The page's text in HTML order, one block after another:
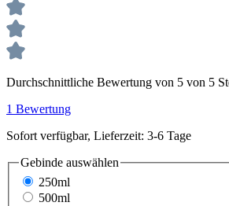
Durchschnittliche Bewertung von 5 von 5
1 Bewertung
Sofort verfügbar, Lieferzeit: 3-6 Tage
Gebinde auswählen
250ml
500ml